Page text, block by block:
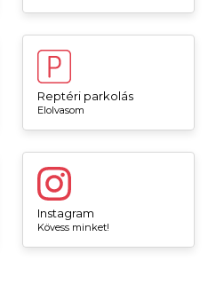
Reptéri parkolás
Elolvasom
Instagram
Kövess minket!